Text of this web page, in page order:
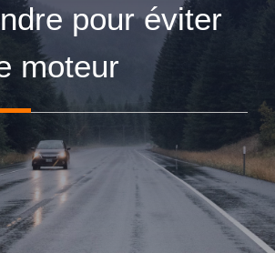
pour éviter
moteur